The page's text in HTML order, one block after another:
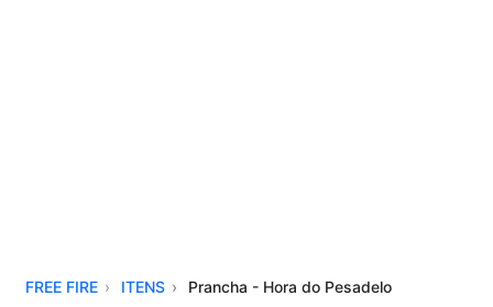
FREE FIRE ITENS Prancha - Hora do Pesadelo